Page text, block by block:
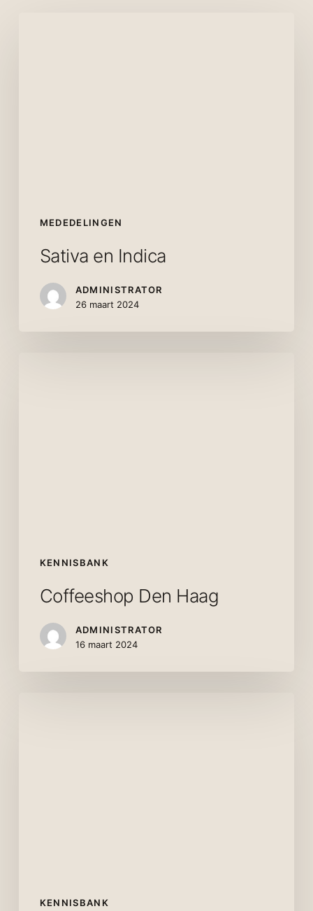
MEDEDELINGEN
Sativa en Indica
ADMINISTRATOR
26 maart 2024
KENNISBANK
Coffeeshop Den Haag
ADMINISTRATOR
16 maart 2024
KENNISBANK